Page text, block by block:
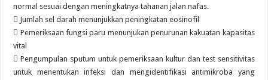
normal sesuai dengan meningkatnya tahanan jalan nafas.
 Jumlah sel darah menunjukkan peningkatan eosinofil
 Pemeriksaan fungsi paru menunjukan penurunan kakuatan kapasitas
vital
 Pengumpulan sputum untuk pemeriksaan kultur dan test sensitivitas
untuk menentukan infeksi dan mengidentifikasi antimikroba yang